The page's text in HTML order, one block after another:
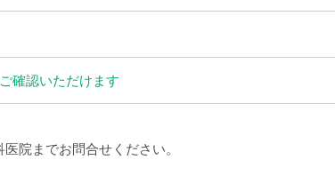
確認いただけます
院までお問合せください。